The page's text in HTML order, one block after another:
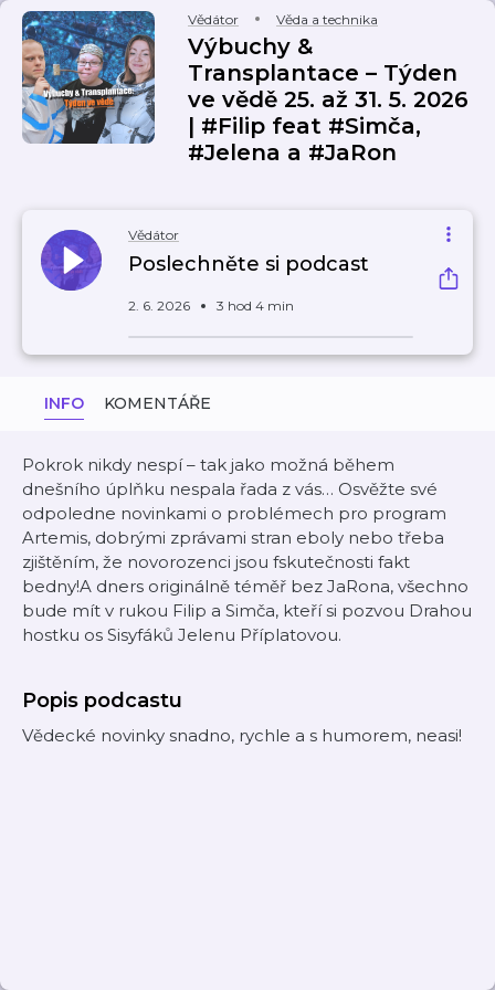
Vědátor Věda a technika
Výbuchy &
Transplantace – Týden
ve vědě 25. až 31. 5. 2026
| #Filip feat #Simča,
#Jelena a #JaRon
Vědátor
Poslechněte si podcast
2. 6. 2026 3 hod 4 min
INFO KOMENTÁŘE
Pokrok nikdy nespí – tak jako možná během
dnešního úplňku nespala řada z vás… Osvěžte své
odpoledne novinkami o problémech pro program
Artemis, dobrými zprávami stran eboly nebo třeba
zjištěním, že novorozenci jsou fskutečnosti fakt
bedny!A dners originálně téměř bez JaRona, všechno
bude mít v rukou Filip a Simča, kteří si pozvou Drahou
hostku os Sisyfáků Jelenu Příplatovou.
Popis podcastu
Vědecké novinky snadno, rychle a s humorem, neasi!